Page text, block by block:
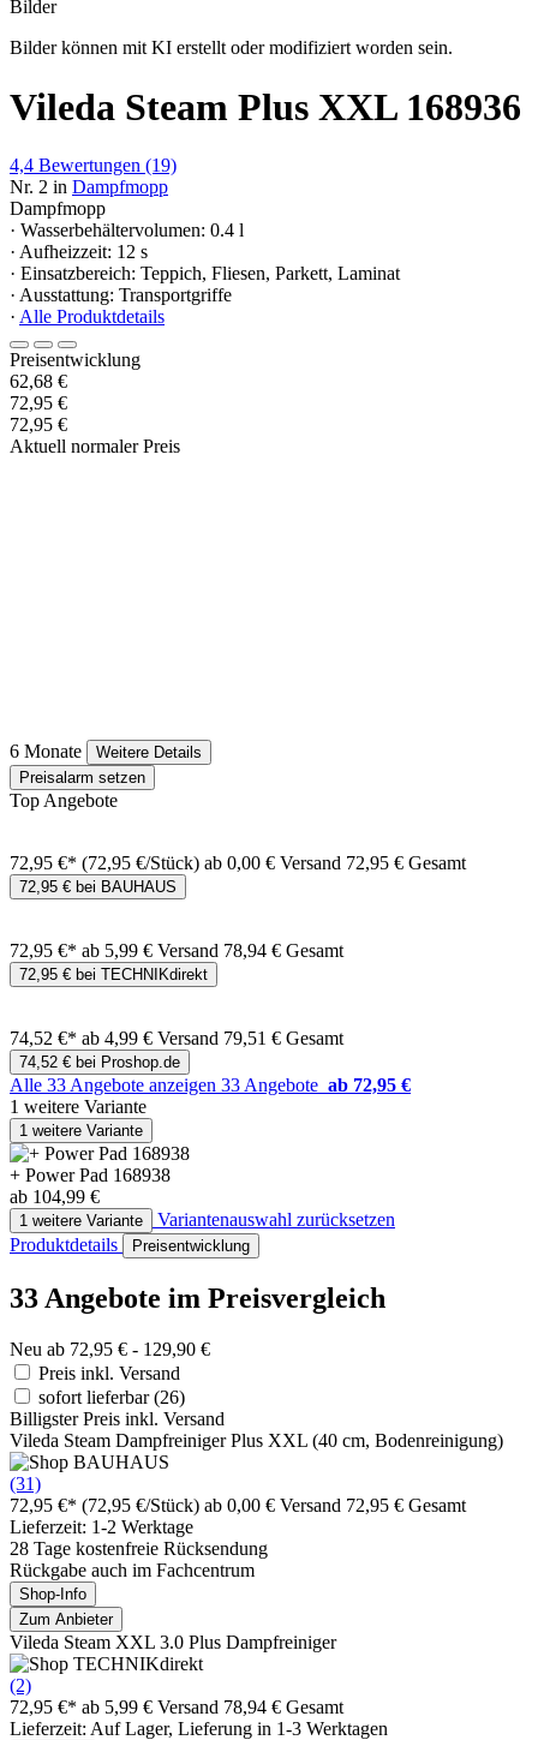
Bilder
Bilder können mit KI erstellt oder modifiziert worden sein.
Vileda Steam Plus XXL 168936
4,4 Bewertungen (19)
Nr. 2 in Dampfmopp
Dampfmopp
· Wasserbehältervolumen: 0.4 l
· Aufheizzeit: 12 s
· Einsatzbereich: Teppich, Fliesen, Parkett, Laminat
· Ausstattung: Transportgriffe
· Alle Produktdetails
Preisentwicklung
62,68 €
72,95 €
72,95 €
Aktuell normaler Preis
6 Monate
Weitere Details
Preisalarm setzen
Top Angebote
72,95 €* (72,95 €/Stück) ab 0,00 € Versand 72,95 € Gesamt
72,95 € bei BAUHAUS
72,95 €* ab 5,99 € Versand 78,94 € Gesamt
72,95 € bei TECHNIKdirekt
74,52 €* ab 4,99 € Versand 79,51 € Gesamt
74,52 € bei Proshop.de
Alle 33 Angebote anzeigen 33 Angebote ab 72,95 €
1 weitere Variante
1 weitere Variante
+ Power Pad 168938
ab 104,99 €
1 weitere Variante
Variantenauswahl zurücksetzen
Produktdetails
Preisentwicklung
33 Angebote im Preisvergleich
Neu ab 72,95 € - 129,90 €
Preis inkl. Versand
sofort lieferbar(26)
Billigster Preis inkl. Versand
Vileda Steam Dampfreiniger Plus XXL (40 cm, Bodenreinigung)
(31)
72,95 €* (72,95 €/Stück) ab 0,00 € Versand 72,95 € Gesamt
Lieferzeit: 1-2 Werktage
28 Tage kostenfreie Rücksendung
Rückgabe auch im Fachcentrum
Shop-Info
Zum Anbieter
Vileda Steam XXL 3.0 Plus Dampfreiniger
(2)
72,95 €* ab 5,99 € Versand 78,94 € Gesamt
Lieferzeit: Auf Lager, Lieferung in 1-3 Werktagen